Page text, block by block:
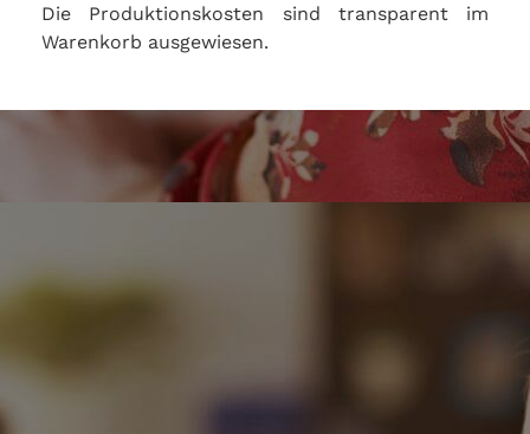
Die Produktionskosten sind transparent im
Warenkorb ausgewiesen.